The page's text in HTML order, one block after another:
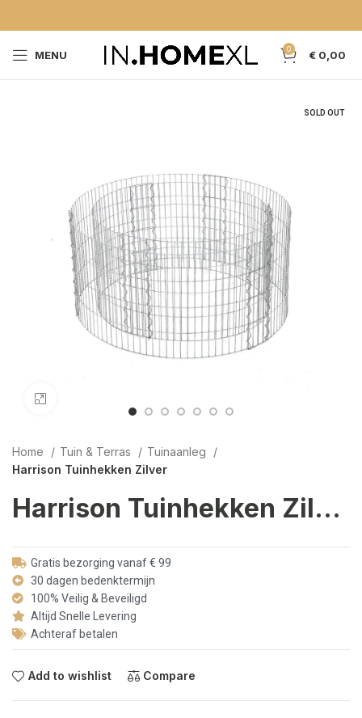
MENU 0 € 0,00
SOLD OUT
Home Tuin & Terras
Tuinaanleg
Harrison Tuinhekken Zilver
Harrison Tuinhekken Zilver
Gratis bezorging vanaf € 99
30 dagen bedenktermijn
100% Veilig & Beveiligd
Altijd Snelle Levering
Achteraf betalen
Add to wishlist Compare